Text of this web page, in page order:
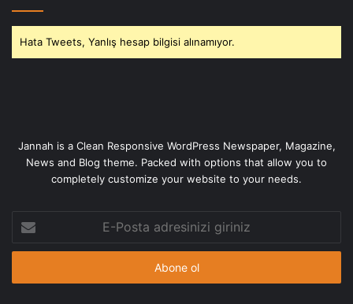
Hata Tweets, Yanlış hesap bilgisi alınamıyor.
Jannah is a Clean Responsive WordPress Newspaper, Magazine,
News and Blog theme. Packed with options that allow you to
completely customize your website to your needs.
Posta
adresinizi